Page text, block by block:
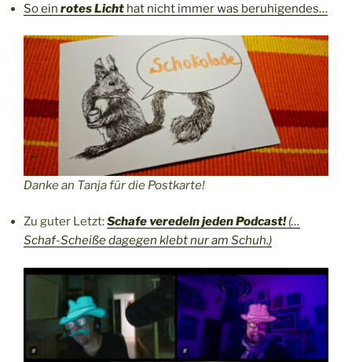
So ein rotes Licht hat nicht immer was beruhigendes…
Danke an Tanja für die Postkarte!
Zu guter Letzt:Schafe veredeln jeden Podcast!(…
Schaf-Scheiße dagegen klebt nur am Schuh.)